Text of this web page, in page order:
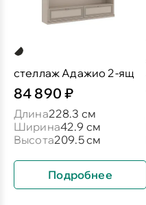
стеллаж Адажио 2-ящ
84 890 ₽
Длина228.3 см
Ширина42.9 см
Высота209.5 см
Подробнее